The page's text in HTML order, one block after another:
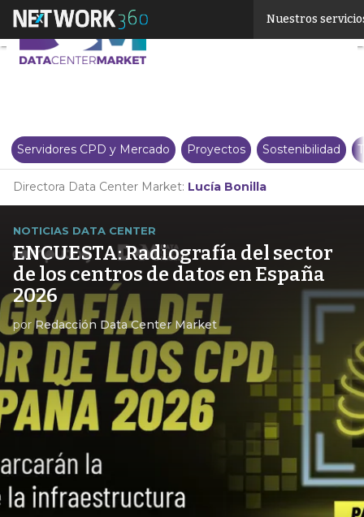
Nuestros
Servidores CPD y Mercado Proyectos Sostenibilidad
Directora Data Center Market: Lucía Bonilla
NOTICIAS DATA CENTER
ENCUESTA: Radiografía del sector
de los centros de datos en España
2026
porRedacción Data Center Market